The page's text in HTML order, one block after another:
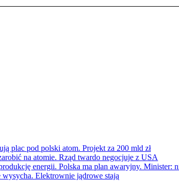
plac pod polski atom. Projekt za 200 mld zł
na atomie. Rząd twardo negocjuje z USA
energii. Polska ma plan awaryjny. Minister:
Elektrownie jądrowe stają